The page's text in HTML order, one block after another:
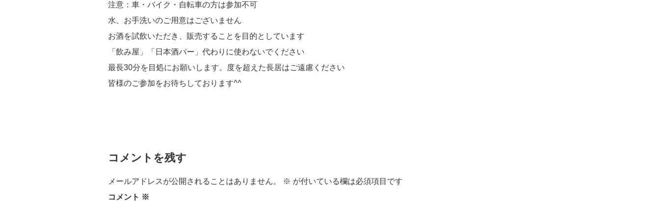
注意：車・バイク・自転車の方は参加不可
水、お手洗いのご用意はございません
お酒を試飲いただき、販売することを目的としています
「飲み屋」「日本酒バー」代わりに使わないでください
最長30分を目処にお願いします。度を超えた長居はご遠慮ください
皆様のご参加をお待ちしております^^
コメントを残す
メールアドレスが公開されることはありません。 ※ が付いている欄は必須項目です
コメント ※